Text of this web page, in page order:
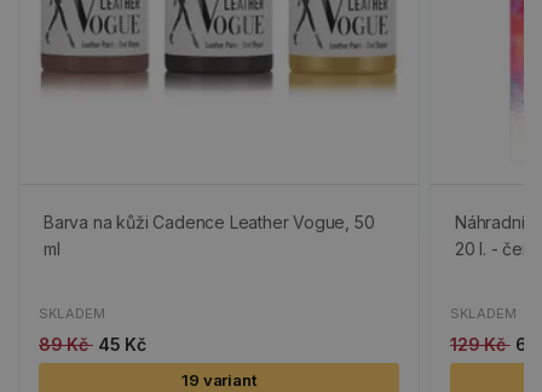
Barva na kůži Cadence Leather Vogue, 50
ml
SKLADEM
89 Kč 45 Kč
19 variant
Náhradní
20 l. -
SKLADEM
129 Kč 65